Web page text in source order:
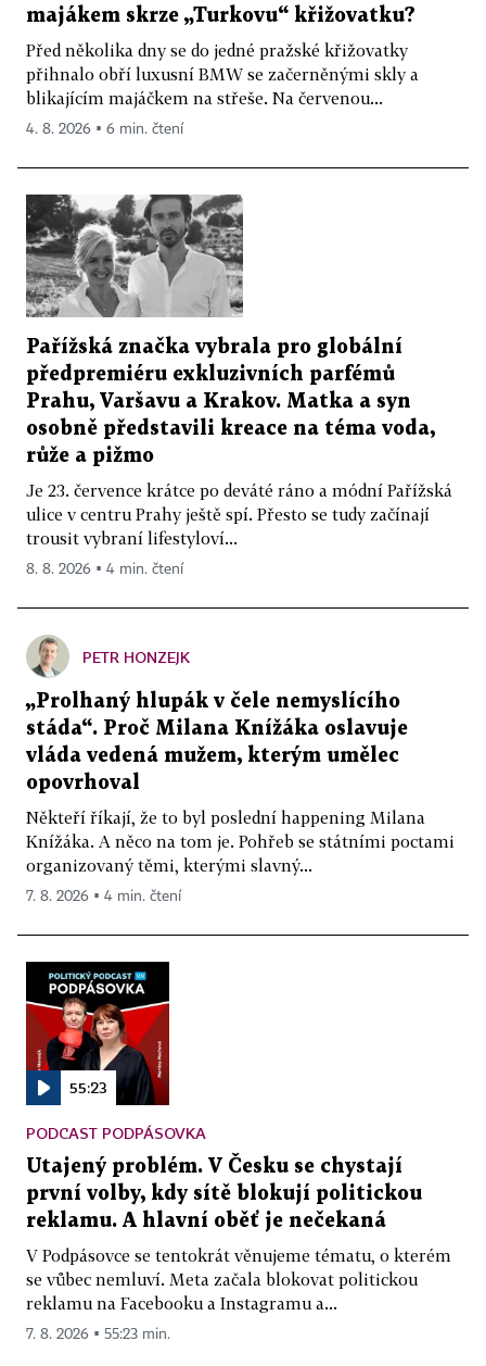
majákem skrze „Turkovu“ křižovatku?
Před několika dny se do jedné pražské křižovatky
přihnalo obří luxusní BMW se začerněnými skly a
blikajícím majáčkem na střeše. Na červenou...
4. 8. 2026 ▪ 6 min. čtení
Pařížská značka vybrala pro globální
předpremiéru exkluzivních parfémů
Prahu, Varšavu a Krakov. Matka a syn
osobně představili kreace na téma voda,
růže a pižmo
Je 23. července krátce po deváté ráno a módní Pařížská
ulice v centru Prahy ještě spí. Přesto se tudy začínají
trousit vybraní lifestyloví...
8. 8. 2026 ▪ 4 min. čtení
PETR HONZEJK
„Prolhaný hlupák v čele nemyslícího
stáda“. Proč Milana Knížáka oslavuje
vláda vedená mužem, kterým umělec
opovrhoval
Někteří říkají, že to byl poslední happening Milana
Knížáka. A něco na tom je. Pohřeb se státními poctami
organizovaný těmi, kterými slavný...
7. 8. 2026 ▪ 4 min. čtení
55:23
PODCAST PODPÁSOVKA
Utajený problém. V Česku se chystají
první volby, kdy sítě blokují politickou
reklamu. A hlavní oběť je nečekaná
V Podpásovce se tentokrát věnujeme tématu, o kterém
se vůbec nemluví. Meta začala blokovat politickou
reklamu na Facebooku a Instagramu a...
7. 8. 2026 ▪ 55:23 min.